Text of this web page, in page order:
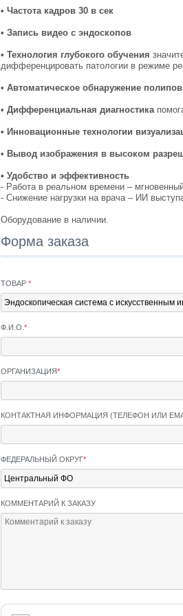
• Частота кадров 30 в сек
• Запись видео с эндоскопов
• Технология глубокого обучения
дифференцировать патологии в режиме
• Автоматическое обнаружение полипов
• Дифференциальная диагностика
• Инновационные технологии
• Вывод изображения в высоком
• Удобство и эффективность
- Работа в реальном времени –
- Снижение нагрузки на врача – ИИ
Оборудование в наличии.
Форма заказа
ТОВАР *
Ф.И.О. *
ОРГАНИЗАЦИЯ*
КОНТАКТНАЯ ИНФОРМАЦИЯ (ТЕЛЕФОН ИЛИ
ФЕДЕРАЛЬНЫЙ ОКРУГ*
КОММЕНТАРИЙ К ЗАКАЗУ